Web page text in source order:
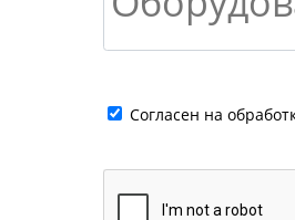
Cогласен на